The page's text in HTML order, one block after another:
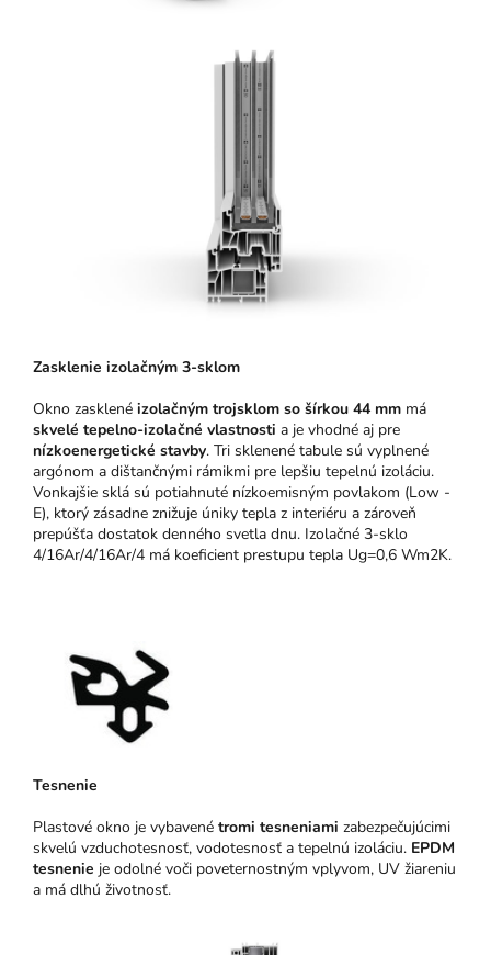
Zasklenie izolačným 3-sklom
Okno zasklené izolačným trojsklom so šírkou 44 mm má
skvelé tepelno-izolačné vlastnosti a je vhodné aj pre
nízkoenergetické stavby. Tri sklenené tabule sú vyplnené
argónom a dištančnými rámikmi pre lepšiu tepelnú izoláciu.
Vonkajšie sklá sú potiahnuté nízkoemisným povlakom (Low -
E), ktorý zásadne znižuje úniky tepla z interiéru a zároveň
prepúšťa dostatok denného svetla dnu. Izolačné 3-sklo
4/16Ar/4/16Ar/4 má koeficient prestupu tepla Ug=0,6 Wm2K.
Tesnenie
Plastové okno je vybavené tromi tesneniami zabezpečujúcimi
skvelú vzduchotesnosť, vodotesnosť a tepelnú izoláciu. EPDM
tesnenie je odolné voči poveternostným vplyvom, UV žiareniu
a má dlhú životnosť.